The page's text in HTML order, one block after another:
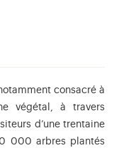
consacré à
végétal, à travers
d’une trentaine
000 arbres plantés